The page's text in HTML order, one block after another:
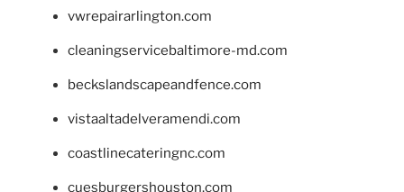
vwrepairarlington.com
cleaningservicebaltimore-md.com
beckslandscapeandfence.com
vistaaltadelveramendi.com
coastlinecateringnc.com
cuesburgershouston.com